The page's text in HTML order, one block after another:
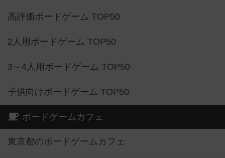
高評価ボードゲーム TOP50
2人用ボードゲーム TOP50
3～4人用ボードゲーム TOP50
子供向けボードゲーム TOP50
ボードゲームカフェ
東京都のボードゲームカフェ